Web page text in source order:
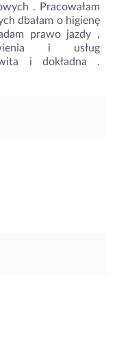
. Pracowałam
dbałam o higienę
prawo jazdy ,
i usług
i dokładna .